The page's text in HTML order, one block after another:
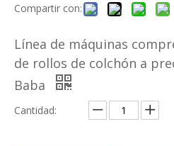
Compartir con:
Línea de máquinas
de rollos de colchón a
Baba
Cantidad: